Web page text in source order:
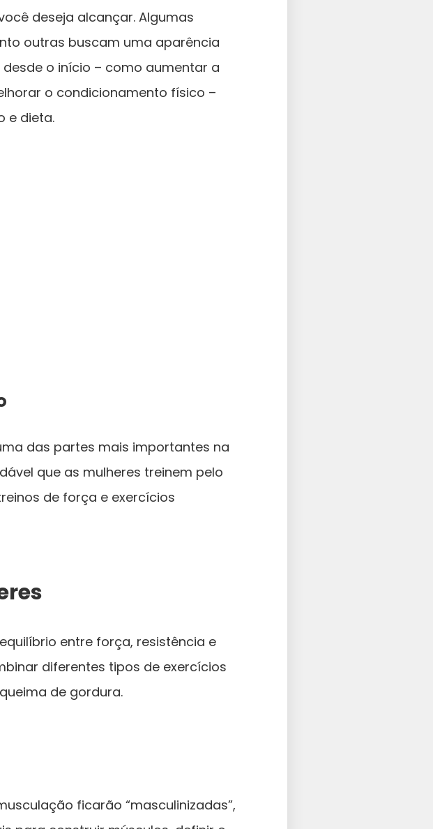
deseja alcançar. Algumas
outras buscam uma aparência
desde o início – como aumentar a
o condicionamento físico –
e dieta.
das partes mais importantes na
que as mulheres treinem pelo
de força e exercícios
entre força, resistência e
diferentes tipos de exercícios
de gordura.
ficarão “masculinizadas”,